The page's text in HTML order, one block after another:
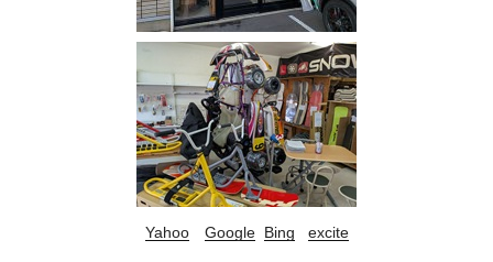
Yahoo Google Bing excite